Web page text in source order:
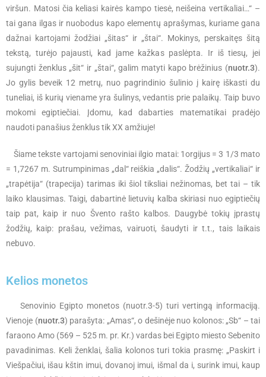
viršun. Matosi čia keliasi kairės kampo tiesė, neišeina vertikaliai…“ –
tai gana ilgas ir nuobodus kapo elementų aprašymas, kuriame gana
dažnai kartojami žodžiai „šitas“ ir „štai“. Mokinys, perskaitęs šitą
tekstą, turėjo pajausti, kad jame kažkas paslėpta. Ir iš tiesų, jei
sujungti ženklus „šit“ ir „štai“, galim matyti kapo brėžinius (nuotr.3).
Jo gylis beveik 12 metrų, nuo pagrindinio šulinio į kairę iškasti du
tuneliai, iš kurių viename yra šulinys, vedantis prie palaikų. Taip buvo
mokomi egiptiečiai. Įdomu, kad dabarties matematikai pradėjo
naudoti panašius ženklus tik XX amžiuje!
Šiame tekste vartojami senoviniai ilgio matai: 1orgijus = 3 1/3 mato
= 1,7267 m. Sutrumpinimas „dal“ reiškia „dalis“. Žodžių „vertikaliai“ ir
„trapėtija“ (trapecija) tarimas iki šiol tiksliai nežinomas, bet tai – tik
laiko klausimas. Taigi, dabartinė lietuvių kalba skiriasi nuo egiptiečių
taip pat, kaip ir nuo Švento rašto kalbos. Daugybė tokių įprastų
žodžių, kaip: prašau, vežimas, vairuoti, šaudyti ir t.t., tais laikais
nebuvo.
Kelios monetos
Senovinio Egipto monetos (nuotr.3-5) turi vertingą informaciją.
Vienoje (nuotr.3) parašyta: „Amas“, o dešinėje nuo kolonos: „Sb“ – tai
faraono Amo (569 – 525 m. pr. Kr.) vardas bei Egipto miesto Sebenito
pavadinimas. Keli ženklai, šalia kolonos turi tokia prasmę: „Paskirt i
Viešpačiui, išau kštin imui, dovanoj imui, išmal da i, surink imui, kaup